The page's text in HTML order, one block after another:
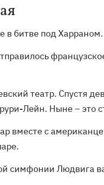
в битве под Харраном.
театр. Спустя
Лейн. Ныне – это
вместе с
симфонии Людвига